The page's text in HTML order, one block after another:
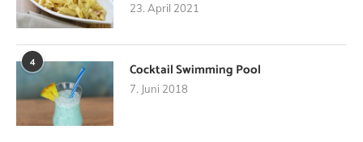
23. April 2021
4 Cocktail Swimming Pool
7. Juni 2018